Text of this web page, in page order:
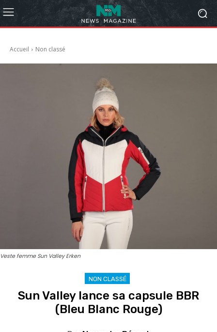
Accueil Non classé
Veste femme Sun Valley Erken
NON CLASSÉ
Sun Valley lance sa capsule BBR
(Bleu Blanc Rouge)